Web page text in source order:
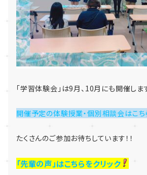
「学習体験会」は9月、10月にも開催しま
開催予定の体験授業・個別相談会はこち
たくさんのご参加お待ちしています！！
「先輩の声」はこちらをクリック